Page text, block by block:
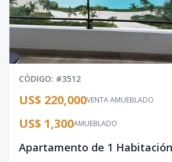
CÓDIGO: #3512
VENTA AMUEBLADO
US$ 220,000
AMUEBLADO
US$ 1,300